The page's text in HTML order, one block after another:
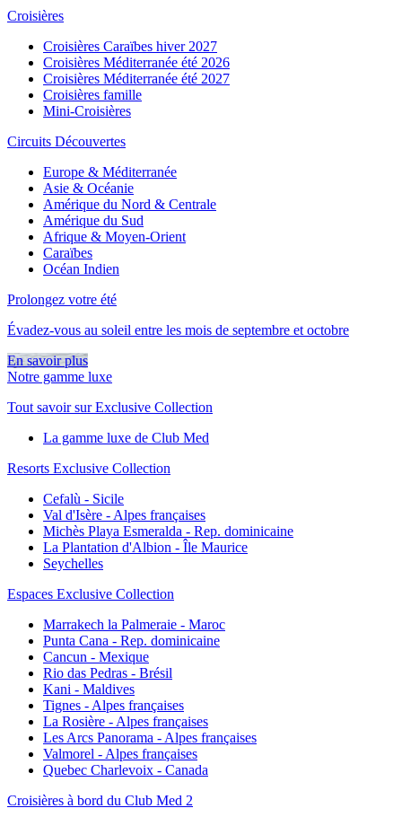
Croisières
Croisières Caraïbes hiver 2027
Croisières Méditerranée été 2026
Croisières Méditerranée été 2027
Croisières famille
Mini-Croisières
Circuits Découvertes
Europe & Méditerranée
Asie & Océanie
Amérique du Nord & Centrale
Amérique du Sud
Afrique & Moyen-Orient
Caraïbes
Océan Indien
Prolongez votre été
Évadez-vous au soleil entre les mois de septembre et octobre
En savoir plus
Notre gamme luxe
Tout savoir sur Exclusive Collection
La gamme luxe de Club Med
Resorts Exclusive Collection
Cefalù - Sicile
Val d'Isère - Alpes françaises
Michès Playa Esmeralda - Rep. dominicaine
La Plantation d'Albion - Île Maurice
Seychelles
Espaces Exclusive Collection
Marrakech la Palmeraie - Maroc
Punta Cana - Rep. dominicaine
Cancun - Mexique
Rio das Pedras - Brésil
Kani - Maldives
Tignes - Alpes françaises
La Rosière - Alpes françaises
Les Arcs Panorama - Alpes françaises
Valmorel - Alpes françaises
Quebec Charlevoix - Canada
Croisières à bord du Club Med 2